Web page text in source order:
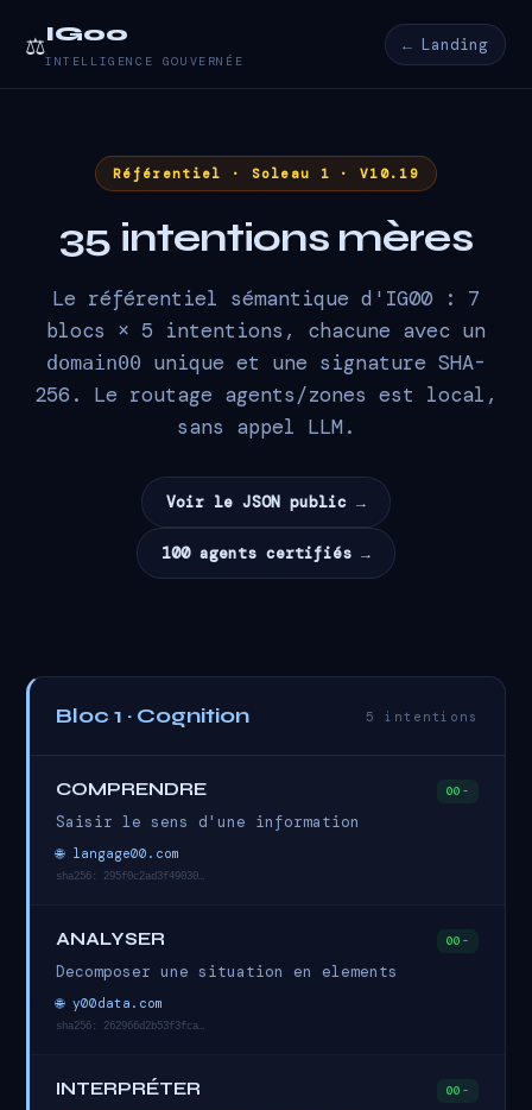
⚖️IG00
INTELLIGENCE GOUVERNÉE
← Landing
Référentiel · Soleau 1 · V10.19
35 intentions mères
Le référentiel sémantique d'IG00 : 7
blocs × 5 intentions, chacune avec un
domain00 unique et une signature SHA-
256. Le routage agents/zones est local,
sans appel LLM.
Voir le JSON public →
100 agents certifiés →
Bloc 1 · Cognition 5 intentions
COMPRENDRE 00-
Saisir le sens d'une information
🌐 langage00.com
sha256: 295f0c2ad3f49030…
ANALYSER 00-
Decomposer une situation en elements
🌐 y00data.com
sha256: 262966d2b53f3fca…
INTERPRÉTER 00-